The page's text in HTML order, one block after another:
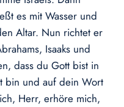
es mit Wasser und
Altar. Nun richtet er
Isaaks und
dass du Gott bist in
bin und auf dein Wort
Herr, erhöre mich,